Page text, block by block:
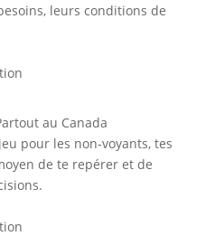
leurs conditions de
au Canada
pour les non-voyants, tes
de te repérer et de